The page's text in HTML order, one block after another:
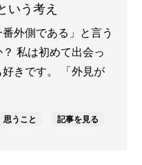
う考え
外側である」と言う
私は初めて出会っ
きです。 「外見が
思うこと 記事を見る